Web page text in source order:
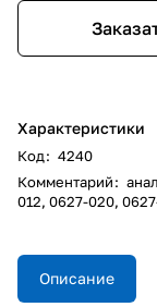
Характеристики
Код: 4240
Комментарий:
012, 0627-020,
Описание